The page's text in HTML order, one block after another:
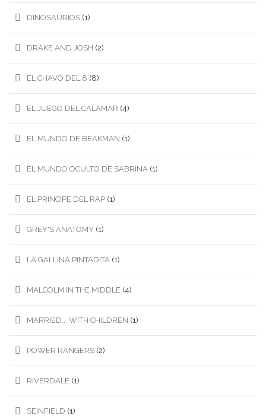
DINOSAURIOS (1)
DRAKE AND JOSH (2)
EL CHAVO DEL 8 (8)
EL JUEGO DEL CALAMAR (4)
EL MUNDO DE BEAKMAN (1)
EL MUNDO OCULTO DE SABRINA (1)
EL PRINCIPE DEL RAP (1)
GREY'S ANATOMY (1)
LA GALLINA PINTADITA (1)
MALCOLM IN THE MIDDLE (4)
MARRIED... WITH CHILDREN (1)
POWER RANGERS (2)
RIVERDALE (1)
SEINFIELD (1)